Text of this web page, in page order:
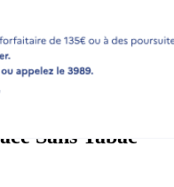
Sans Tabac